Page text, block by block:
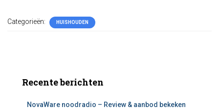
Categorieën: HUISHOUDEN
Recente berichten
NovaWare noodradio – Review & aanbod bekeken